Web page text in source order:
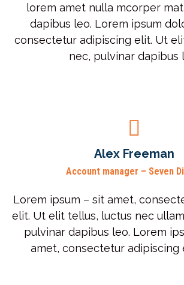
lorem amet nulla mcorper
dapibus leo. Lorem ipsum
consectetur adipiscing elit. Ut
nec, pulvinar dapibus
Alex Freeman
Account manager – Seven
Lorem ipsum – sit amet,
elit. Ut elit tellus, luctus nec
pulvinar dapibus leo. Lorem
amet, consectetur adipiscing